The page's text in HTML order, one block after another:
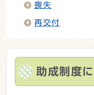
喪失
再交付
助成制度